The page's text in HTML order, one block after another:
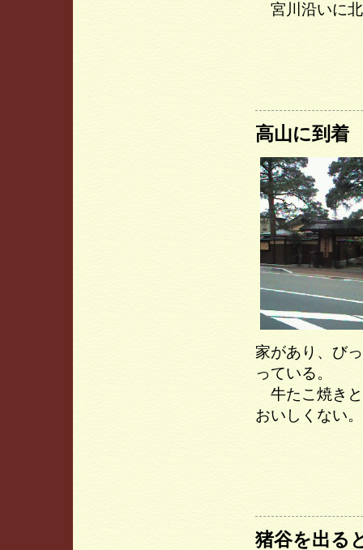
宮川沿いに北
高山に到着
家があり、び
っている。
牛たこ焼きと
おいしくない。
猪谷を出る